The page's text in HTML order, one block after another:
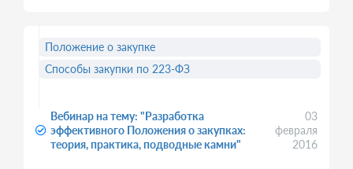
Вебинар на тему: "Разработка
эффективного Положения о закупках:
теория, практика, подводные камни"
03
февраля
2016
Положение о закупке
Способы закупки по 223-ФЗ